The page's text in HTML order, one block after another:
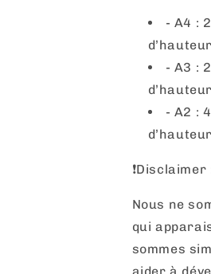
- A4 :
d’hauteur
- A3 :
d’hauteur
- A2 :
d’hauteur
❗️Disclaimer
Nous ne
qui
sommes